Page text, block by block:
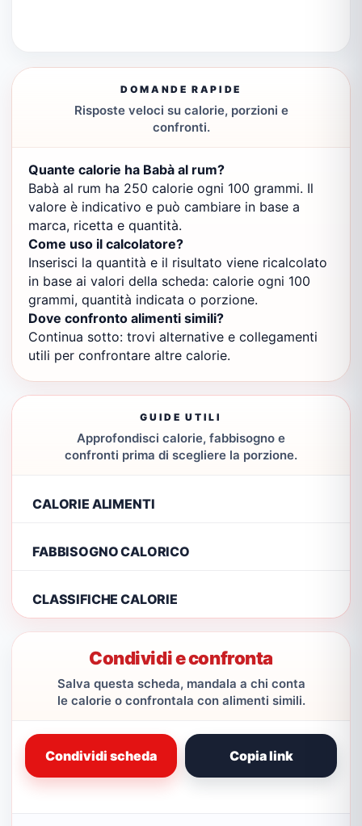
DOMANDE RAPIDE
Risposte veloci su calorie, porzioni e
confronti.
Quante calorie ha Babà al rum?
Babà al rum ha 250 calorie ogni 100 grammi. Il
valore è indicativo e può cambiare in base a
marca, ricetta e quantità.
Come uso il calcolatore?
Inserisci la quantità e il risultato viene ricalcolato
in base ai valori della scheda: calorie ogni 100
grammi, quantità indicata o porzione.
Dove confronto alimenti simili?
Continua sotto: trovi alternative e collegamenti
utili per confrontare altre calorie.
GUIDE UTILI
Approfondisci calorie, fabbisogno e
confronti prima di scegliere la porzione.
CALORIE ALIMENTI
FABBISOGNO CALORICO
CLASSIFICHE CALORIE
Condividi e confronta
Salva questa scheda, mandala a chi conta
le calorie o confrontala con alimenti simili.
Condividi scheda Copia link